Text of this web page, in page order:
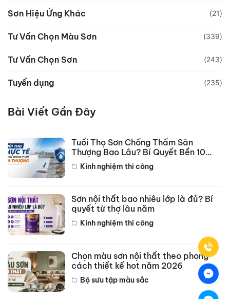
Sơn Hiệu Ứng Khác (21)
Tư Vấn Chọn Màu Sơn (339)
Tư Vấn Chọn Sơn (243)
Tuyển dụng (235)
Bài Viết Gần Đây
Tuổi Thọ Sơn Chống Thấm Sân
Thượng Bao Lâu? Bí Quyết Bền 10
NămKinh nghiệm thi công
Sơn nội thất bao nhiêu lớp là đủ? Bí
quyết từ thợ lâu năm
Kinh nghiệm thi công
Chọn màu sơn nội thất theo phong
cách thiết kế hot năm 2026
Bộ sưu tập màu sắc